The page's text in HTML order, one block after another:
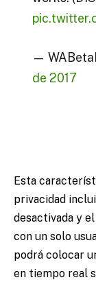
—
de 2017
Esta
privacidad
desactivada y
con un solo
podrá colocar
en tiempo real